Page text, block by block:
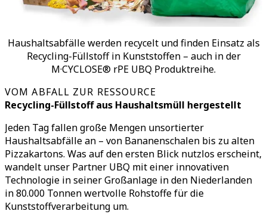
Haushaltsabfälle werden recycelt und finden Einsatz als
Recycling-Füllstoff in Kunststoffen – auch in der
M·CYCLOSE® rPE UBQ Produktreihe.
VOM ABFALL ZUR RESSOURCE
Recycling-Füllstoff aus Haushaltsmüll hergestellt
Jeden Tag fallen große Mengen unsortierter
Haushaltsabfälle an – von Bananenschalen bis zu alten
Pizzakartons. Was auf den ersten Blick nutzlos erscheint,
wandelt unser Partner UBQ mit einer innovativen
Technologie in seiner Großanlage in den Niederlanden
in 80.000 Tonnen wertvolle Rohstoffe für die
Kunststoffverarbeitung um.